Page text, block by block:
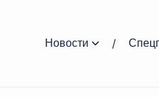
Новости